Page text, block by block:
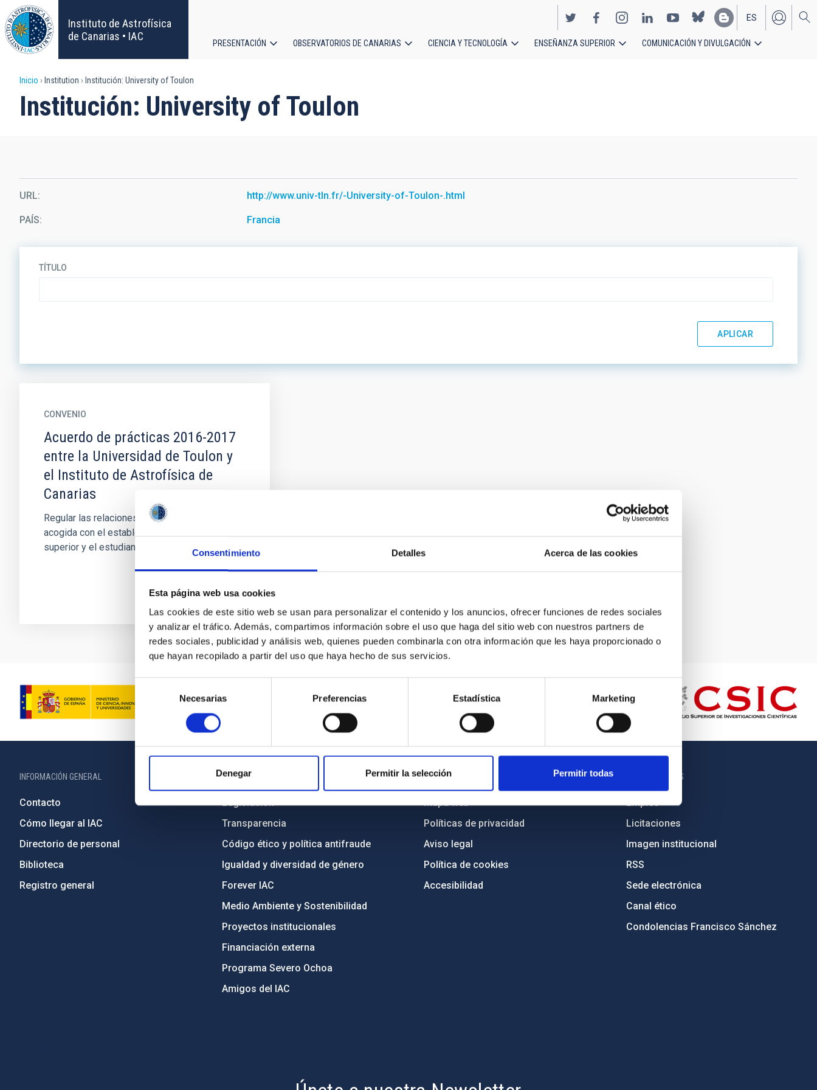
Consentimiento Detalles Acerca de las cookies
Esta página web usa cookies
Las cookies de este sitio web se usan para personalizar el contenido y los anuncios, ofrecer funciones de redes sociales
y analizar el tráfico. Además, compartimos información sobre el uso que haga del sitio web con nuestros partners de
redes sociales, publicidad y análisis web, quienes pueden combinarla con otra información que les haya proporcionado o
que hayan recopilado a partir del uso que haya hecho de sus servicios.
Selección
consentimiento
Necesarias Preferencias Estadística Marketing
Denegar Permitir la selección Permitir todas
Pasar
al
contenido
principal
Instituto de Astrofísica
de Canarias • IAC
EN
ES
principal
PRESENTACIÓN OBSERVATORIOS DE CANARIAS CIENCIA Y TECNOLOGÍA ENSEÑANZA SUPERIOR COMUNICACIÓN Y DIVULGACIÓN
Sobrescribir
enlaces
a
la
navegación
Inicio Institution Institución: University of Toulon
Institución: University of Toulon
URL http://www.univ-tln.fr/-University-of-Toulon-.html
PAÍS Francia
TÍTULO
CONVENIO
Acuerdo de prácticas 2016-2017
entre la Universidad de Toulon y
el Instituto de Astrofísica de
Canarias
Regular las relaciones del organismo de
acogida con el establecimiento de enseñanzas
superior y el estudiante en prácticas.
INFORMACIÓN GENERAL
Contacto
Cómo llegar al IAC
Directorio de personal
Biblioteca
Registro general
INFORMACIÓN INSTITUCIONAL
Legislación
Transparencia
Código ético y política antifraude
Igualdad y diversidad de género
Forever IAC
Medio Ambiente y Sostenibilidad
Proyectos institucionales
Financiación externa
Programa Severo Ochoa
Amigos del IAC
PORTAL DEL IAC
Mapa web
Políticas de privacidad
Aviso legal
Política de cookies
Accesibilidad
OTROS ENLACES
Empleo
Licitaciones
Imagen institucional
RSS
Sede electrónica
Canal ético
Condolencias Francisco Sánchez